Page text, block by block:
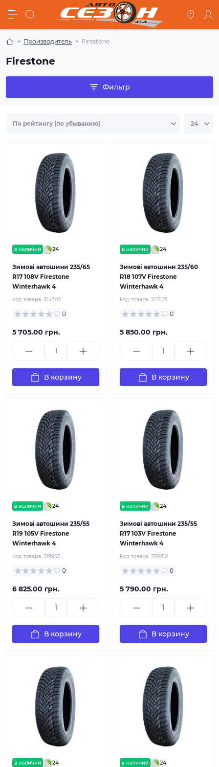
Производитель Firestone
Firestone
Фильтр
в наличии 24
Зимові автошини 235/65
R17 108V Firestone
Winterhawk 4
Код товара: 314302
0
5 705.00 грн.
В корзину
в наличии 24
Зимові автошини 235/60
R18 107V Firestone
Winterhawk 4
Код товара: 317535
0
5 850.00 грн.
В корзину
в наличии 24
Зимові автошини 235/55
R19 105V Firestone
Winterhawk 4
Код товара: 319952
0
6 825.00 грн.
В корзину
в наличии 24
Зимові автошини 235/55
R17 103V Firestone
Winterhawk 4
Код товара: 319950
0
5 790.00 грн.
В корзину
в наличии 24 в наличии 24